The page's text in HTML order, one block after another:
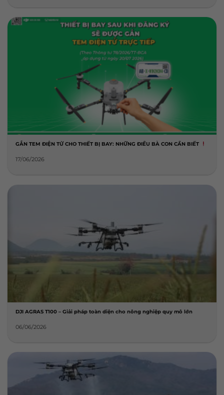
GẮN TEM ĐIỆN TỬ CHO THIẾT BỊ BAY: NHỮNG ĐIỀU BÀ CON CẦN BIẾT
17/06/2026
DJI AGRAS T100 – Giải pháp toàn diện cho nông nghiệp quy mô lớn
06/06/2026